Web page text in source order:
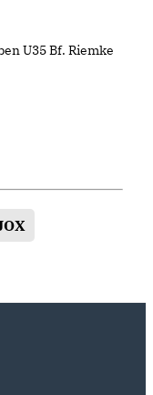
U35 Bf. Riemke